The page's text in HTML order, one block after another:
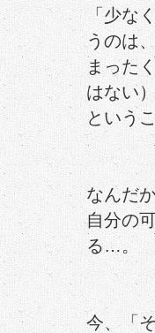
「少な
うのは
まった
はない
という
なんだ
自分の
る…。
今、「